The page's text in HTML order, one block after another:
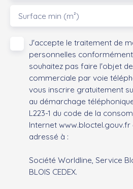
Surface min (m²)
J'accepte le traitement de
personnelles conformément
souhaitez pas faire l'objet
commerciale par voie
vous inscrire gratuitement
au démarchage
L223-1 du code de la
Internet
adressé à :
Société Worldline, Service
BLOIS CEDEX.